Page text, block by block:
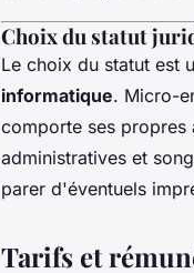
Choix du statut
Le choix du statut est
informatique. Micro-
comporte ses propres
administratives et
parer d'éventuels
Tarifs et